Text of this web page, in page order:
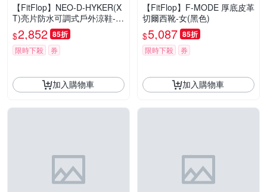
【FitFlop】NEO-D-HYKER(X
T)亮片防水可調式戶外涼鞋-女
(靚黑色)
$2,852 85折
限時下殺 券
加入購物車
【FitFlop】F-MODE 厚底皮革
切爾西靴-女(黑色)
$5,087 85折
限時下殺 券
加入購物車